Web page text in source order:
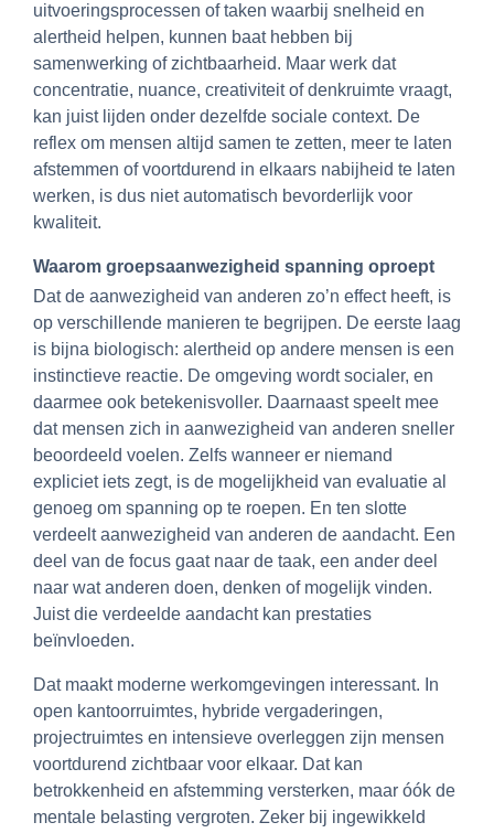
uitvoeringsprocessen of taken waarbij snelheid en
alertheid helpen, kunnen baat hebben bij
samenwerking of zichtbaarheid. Maar werk dat
concentratie, nuance, creativiteit of denkruimte vraagt,
kan juist lijden onder dezelfde sociale context. De
reflex om mensen altijd samen te zetten, meer te laten
afstemmen of voortdurend in elkaars nabijheid te laten
werken, is dus niet automatisch bevorderlijk voor
kwaliteit.
Waarom groepsaanwezigheid spanning oproept
Dat de aanwezigheid van anderen zo’n effect heeft, is
op verschillende manieren te begrijpen. De eerste laag
is bijna biologisch: alertheid op andere mensen is een
instinctieve reactie. De omgeving wordt socialer, en
daarmee ook betekenisvoller. Daarnaast speelt mee
dat mensen zich in aanwezigheid van anderen sneller
beoordeeld voelen. Zelfs wanneer er niemand
expliciet iets zegt, is de mogelijkheid van evaluatie al
genoeg om spanning op te roepen. En ten slotte
verdeelt aanwezigheid van anderen de aandacht. Een
deel van de focus gaat naar de taak, een ander deel
naar wat anderen doen, denken of mogelijk vinden.
Juist die verdeelde aandacht kan prestaties
beïnvloeden.
Dat maakt moderne werkomgevingen interessant. In
open kantoorruimtes, hybride vergaderingen,
projectruimtes en intensieve overleggen zijn mensen
voortdurend zichtbaar voor elkaar. Dat kan
betrokkenheid en afstemming versterken, maar óók de
mentale belasting vergroten. Zeker bij ingewikkeld